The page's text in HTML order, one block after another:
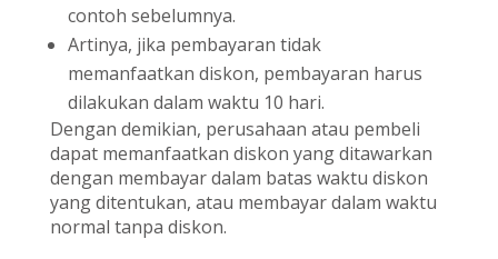
contoh sebelumnya.
Artinya, jika pembayaran tidak
memanfaatkan diskon, pembayaran harus
dilakukan dalam waktu 10 hari.
Dengan demikian, perusahaan atau pembeli
dapat memanfaatkan diskon yang ditawarkan
dengan membayar dalam batas waktu diskon
yang ditentukan, atau membayar dalam waktu
normal tanpa diskon.